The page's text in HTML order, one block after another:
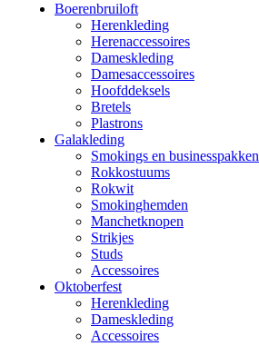
Boerenbruiloft
Herenkleding
Herenaccessoires
Dameskleding
Damesaccessoires
Hoofddeksels
Bretels
Plastrons
Galakleding
Smokings en businesspakken
Rokkostuums
Rokwit
Smokinghemden
Manchetknopen
Strikjes
Studs
Accessoires
Oktoberfest
Herenkleding
Dameskleding
Accessoires